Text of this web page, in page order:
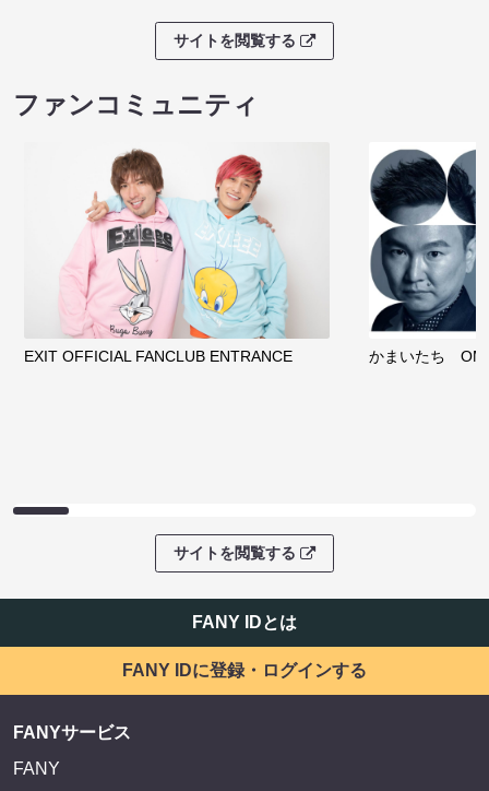
サイトを閲覧する
ファンコミュニティ
EXIT OFFICIAL FANCLUB ENTRANCE かまいたち
サイトを閲覧する
FANY IDとは
FANY IDに登録・ログインする
FANYサービス
FANY